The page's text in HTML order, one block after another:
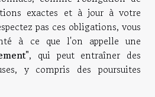
exactes et à jour à votre
pas ces obligations, vous
à ce que l'on appelle une
, qui peut entraîner des
y compris des poursuites